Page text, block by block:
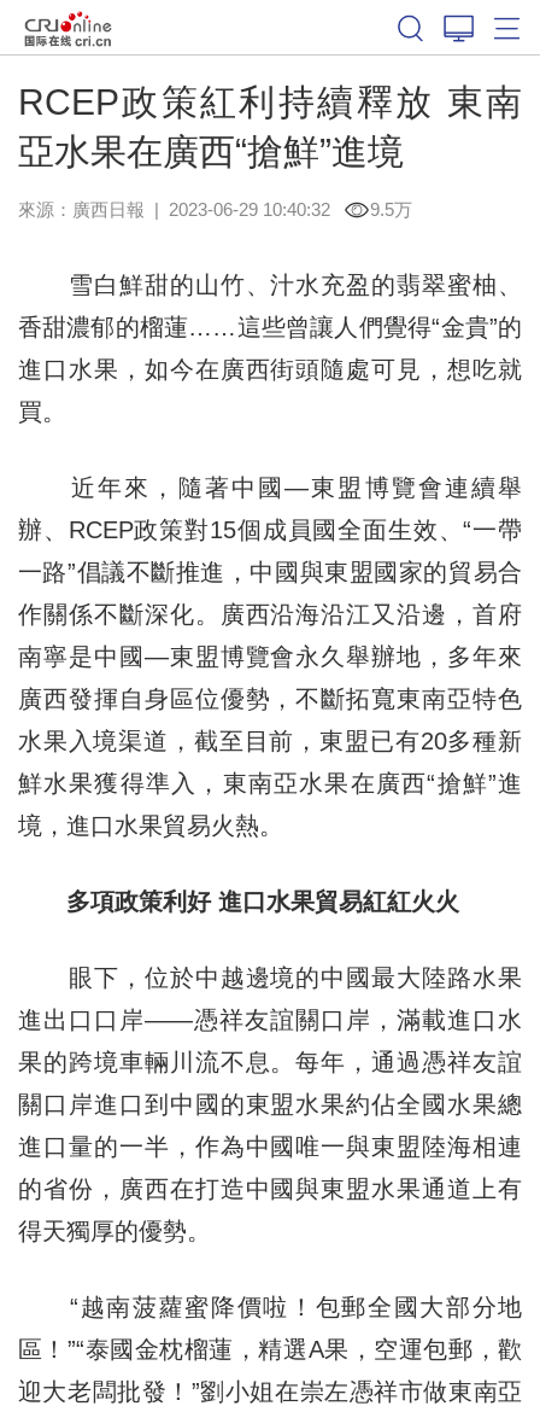
RCEP政策紅利持續釋放 東南
亞水果在廣西“搶鮮”進境
來源： 廣西日報 | 2023-06-29 10:40:32 9.5万
雪白鮮甜的山竹、汁水充盈的翡翠蜜柚、
香甜濃郁的榴蓮……這些曾讓人們覺得“金貴”的
進口水果，如今在廣西街頭隨處可見，想吃就
買。
近年來，隨著中國—東盟博覽會連續舉
辦、RCEP政策對15個成員國全面生效、“一帶
一路”倡議不斷推進，中國與東盟國家的貿易合
作關係不斷深化。廣西沿海沿江又沿邊，首府
南寧是中國—東盟博覽會永久舉辦地，多年來
廣西發揮自身區位優勢，不斷拓寬東南亞特色
水果入境渠道，截至目前，東盟已有20多種新
鮮水果獲得準入，東南亞水果在廣西“搶鮮”進
境，進口水果貿易火熱。
多項政策利好 進口水果貿易紅紅火火
眼下，位於中越邊境的中國最大陸路水果
進出口口岸——憑祥友誼關口岸，滿載進口水
果的跨境車輛川流不息。每年，通過憑祥友誼
關口岸進口到中國的東盟水果約佔全國水果總
進口量的一半，作為中國唯一與東盟陸海相連
的省份，廣西在打造中國與東盟水果通道上有
得天獨厚的優勢。
“越南菠蘿蜜降價啦！包郵全國大部分地
區！”“泰國金枕榴蓮，精選A果，空運包郵，歡
迎大老闆批發！”劉小姐在崇左憑祥市做東南亞